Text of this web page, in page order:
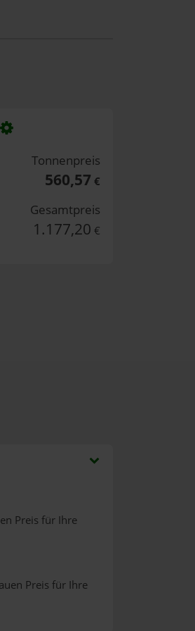
Tonnenpreis
560,57 €
Gesamtpreis
1.177,20 €
Preis für Ihre
Preis für Ihre